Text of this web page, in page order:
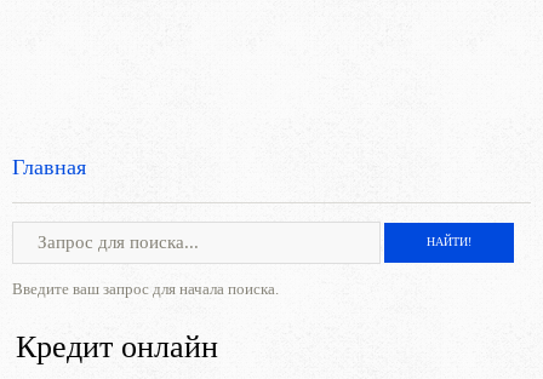
Главная
Введите ваш запрос для начала поиска.
Кредит онлайн